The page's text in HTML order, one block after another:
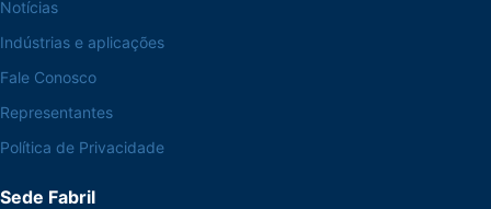
Notícias
Indústrias e aplicações
Fale Conosco
Representantes
Política de Privacidade
Sede Fabril